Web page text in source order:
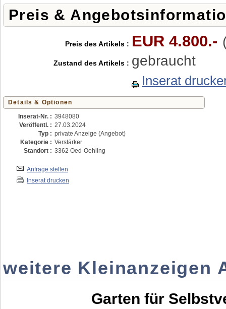
Preis &
Preis des Artikels : EUR 4.800.-
Zustand des Artikels : gebraucht
Inserat
Details & Optionen
Inserat-Nr. : 3948080
Veröffentl. : 27.03.2024
Typ : private Anzeige (Angebot)
Kategorie : Verstärker
Standort : 3362 Oed-Oehling
Anfrage stellen
Inserat drucken
weitere Kleinanzeigen
Garten für